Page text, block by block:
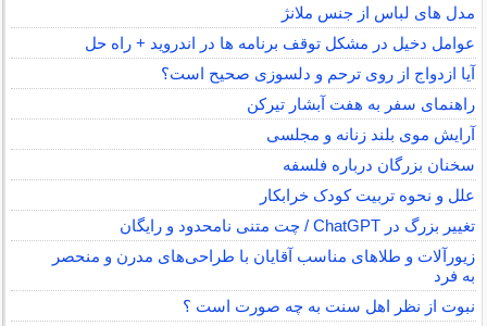
مدل های لباس از جنس ملانژ
عوامل دخیل در مشکل توقف برنامه ها در اندروید + راه حل
آیا ازدواج از روی ترحم و دلسوزی صحیح است؟
راهنمای سفر به هفت آبشار تیرکن
آرایش موی بلند زنانه و مجلسی
سخنان بزرگان درباره فلسفه
علل و نحوه تربیت کودک خرابکار
تغییر بزرگ در ChatGPT / چت متنی نامحدود و رایگان
زیورآلات و طلاهای مناسب آقایان با طراحی‌های مدرن و منحصر
به فرد
نبوت از نظر اهل سنت به چه صورت است ؟